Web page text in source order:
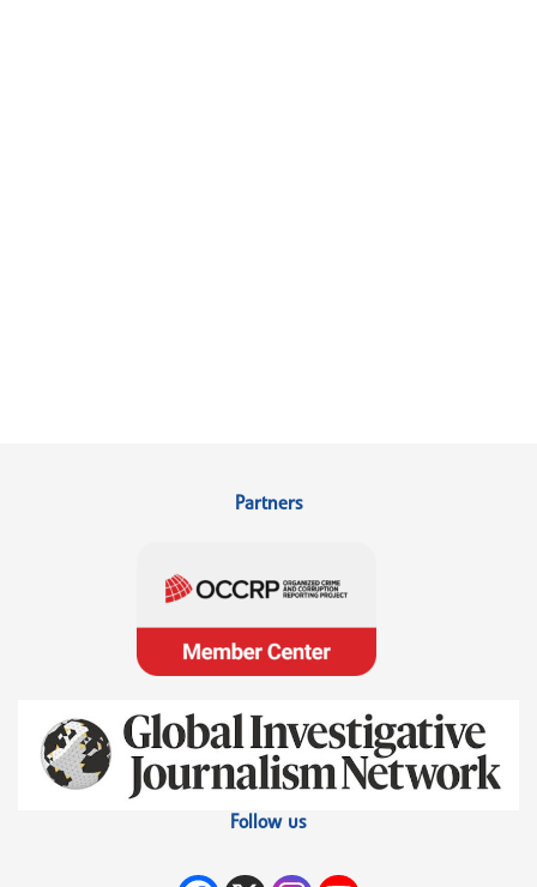
Partners
Follow us